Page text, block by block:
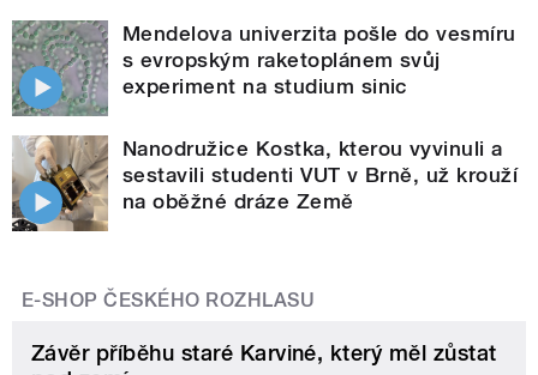
Mendelova univerzita pošle do vesmíru
s evropským raketoplánem svůj
experiment na studium sinic
Nanodružice Kostka, kterou vyvinuli a
sestavili studenti VUT v Brně, už krouží
na oběžné dráze Země
E-SHOP ČESKÉHO ROZHLASU
Závěr příběhu staré Karviné, který měl zůstat